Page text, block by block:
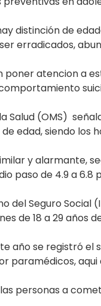
distinción de
erradicados,
poner atencion a
Salud (OMS)
edad, siendo los
y alarmante,
paso de 4.9 a
del Seguro Social
de 18 a 29 años
año se registró
paramédicos,
personas a